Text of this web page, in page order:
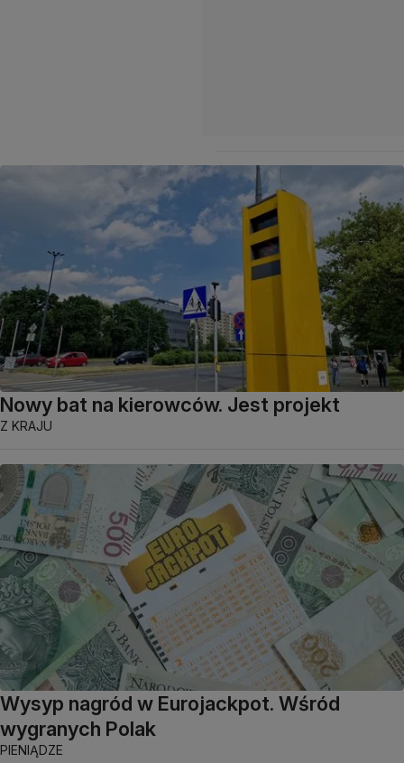
Nowy bat na kierowców. Jest projekt
Z KRAJU
Wysyp nagród w Eurojackpot. Wśród
wygranych Polak
PIENIĄDZE